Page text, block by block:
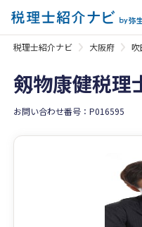
税理士紹介ナビ 大阪府 吹
剱物康健税理
お問い合わせ番号：P016595